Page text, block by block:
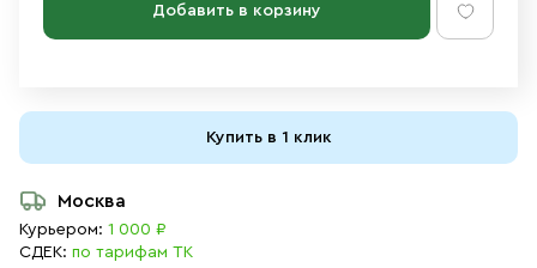
Добавить в корзину
Купить в 1 клик
Москва
Курьером: 1 000 ₽
СДЕК: по тарифам ТК